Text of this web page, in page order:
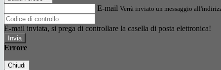
E-mail Verrà inviato un messaggio
E-mail inviata, si prega di controllare la casella di posta elettronica!
Errore
Chiudi